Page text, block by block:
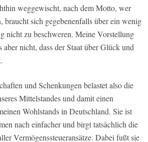
weggewischt, nach dem Motto, wer
braucht sich gegebenenfalls über ein wenig
nicht zu beschweren. Meine Vorstellung
nicht, dass der Staat über Glück und
und Schenkungen belastet also die
Mittelstandes und damit einen
Wohlstands in Deutschland. Sie ist
nach einfacher und birgt tatsächlich die
Vermögenssteueransätze. Dabei fußt sie